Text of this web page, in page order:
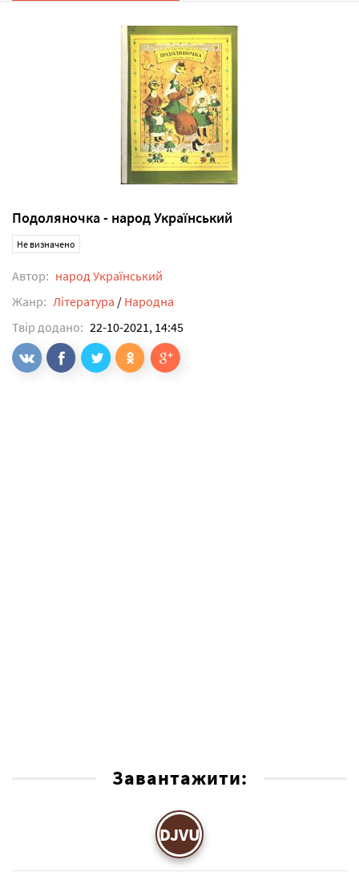
Подоляночка - народ Український
Не визначено
Автор: народ Український
Жанр: Література / Народна
Твір додано: 22-10-2021, 14:45
Завантажити:
DJVU